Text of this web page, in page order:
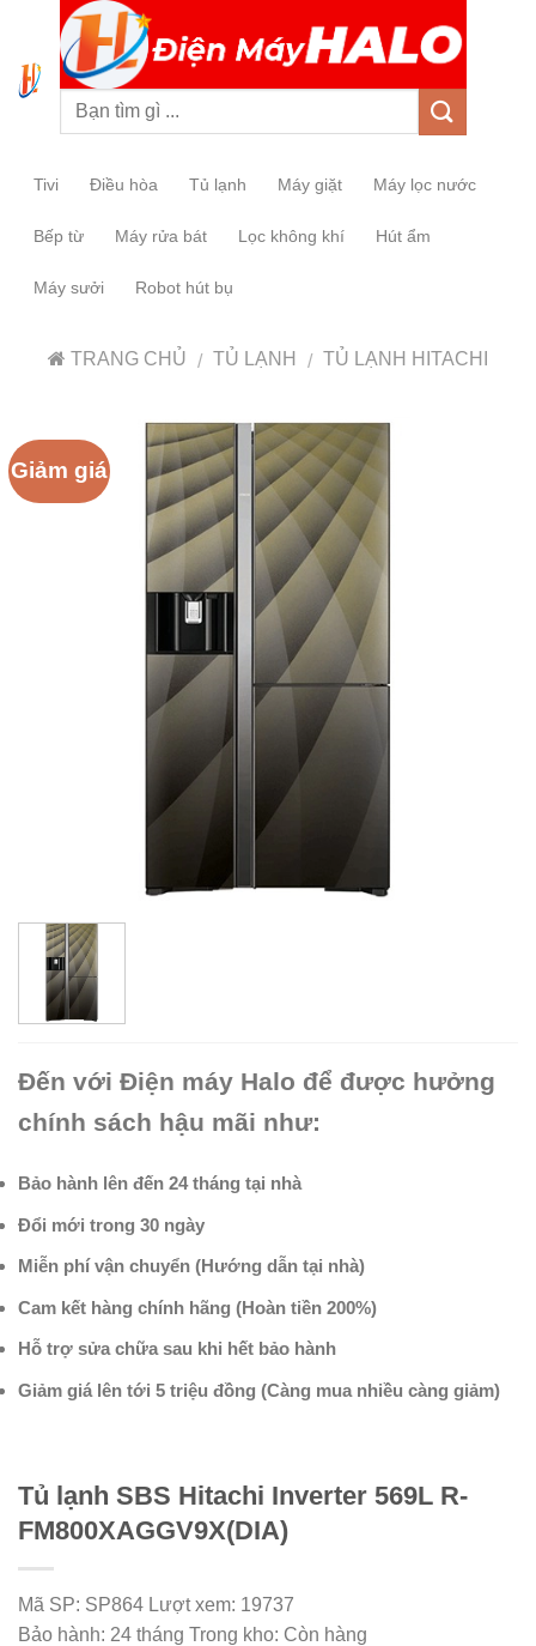
Tivi Điều hòa Tủ lạnh Máy giặt Máy lọc nước
Bếp từ Máy rửa bát Lọc không khí Hút ẩm
Máy sưởi Robot hút bụ
TRANG CHỦ / TỦ LẠNH / TỦ LẠNH HITACHI
Giảm giá
Đến với Điện máy Halo để được hưởng
chính sách hậu mãi như:
Bảo hành lên đến 24 tháng tại nhà
Đổi mới trong 30 ngày
Miễn phí vận chuyển (Hướng dẫn tại nhà)
Cam kết hàng chính hãng (Hoàn tiền 200%)
Hỗ trợ sửa chữa sau khi hết bảo hành
Giảm giá lên tới 5 triệu đồng (Càng mua nhiều càng giảm)
Tủ lạnh SBS Hitachi Inverter 569L R-
FM800XAGGV9X(DIA)
Mã SP: SP864 Lượt xem: 19737
Bảo hành: 24 tháng Trong kho: Còn hàng